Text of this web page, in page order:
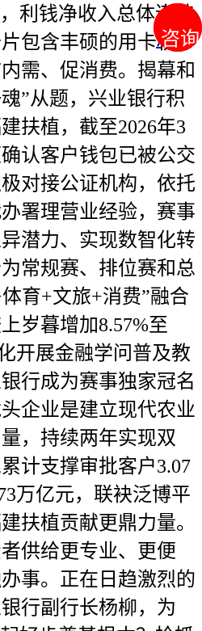
咨询
咨询
利钱净收入总体连结
包含丰硕的用卡权
需、促消费。揭幕和
”从题，兴业银行积
扶植，截至2026年3
认客户钱包已被公交
对接公证机构，依托
署理营业经验，赛事
潜力、实现数智化转
常规赛、排位赛和总
育+文旅+消费”融合
岁暮增加8.57%至
开展金融学问普及教
行成为赛事独家冠名
企业是建立现代农业
，持续两年实现双
计支撑审批客户3.07
万亿元，联袂泛博平
扶植贡献更鼎力量。
供给更专业、更便
事。正在日趋激烈的
行副行长杨柳，为